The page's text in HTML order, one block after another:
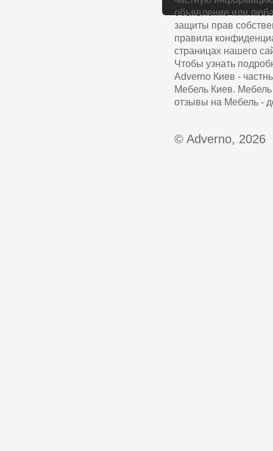
объявление или
защиты прав
правила
страницах нашего
Чтобы узнать
Adverno Киев -
Мебель Киев.
отзывы на Мебель -
© Adverno, 2026